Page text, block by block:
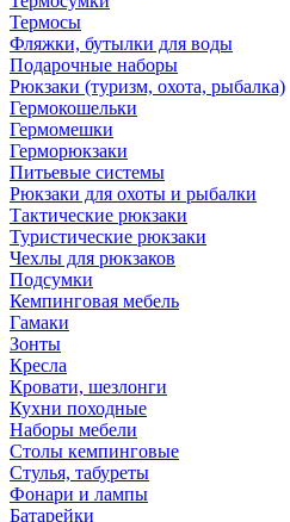
Термосы
Фляжки, бутылки для воды
Подарочные наборы
Рюкзаки (туризм, охота, рыбалка)
Гермокошельки
Гермомешки
Герморюкзаки
Питьевые системы
Рюкзаки для охоты и рыбалки
Тактические рюкзаки
Туристические рюкзаки
Чехлы для рюкзаков
Подсумки
Кемпинговая мебель
Гамаки
Зонты
Кресла
Кровати, шезлонги
Кухни походные
Наборы мебели
Столы кемпинговые
Стулья, табуреты
Фонари и лампы
Батарейки